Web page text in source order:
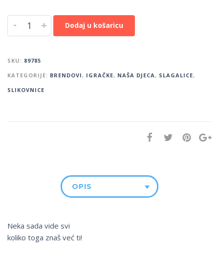
- + Dodaj u košaricu
SKU: 89785
KATEGORIJE: BRENDOVI, IGRAČKE, NAŠA DJECA, SLAGALICE,
SLIKOVNICE
OPIS
Neka sada vide svi
koliko toga znaš već ti!